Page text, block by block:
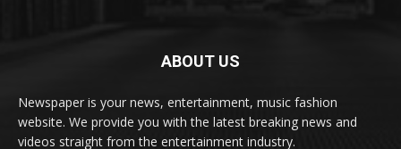
ABOUT US
Newspaper is your news, entertainment, music fashion
website. We provide you with the latest breaking news and
videos straight from the entertainment industry.